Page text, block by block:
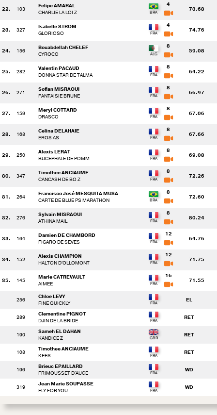
22. 103
Felipe AMARAL
CHARLIE LA LOI Z
4
73.68
23. 327
Isabelle STROM
GLORIOSO
4
74.76
24. 156
Bouabdellah CHELEF
CYROCO
8
59.08
25. 282
Valentin PACAUD
DONNA STAR DE TALMA
8
64.22
26. 271
Sofian MISRAOUI
FANTAISIE BRUNE
8
66.97
27. 159
Meryl COTTARD
DRASCO
8
67.06
28. 168
Celina DELAHAIE
EROS AS
8
67.66
29. 250
Alexis LERAT
BUCEPHALE DE POMM
8
69.08
30. 347
Timothee ANCIAUME
CANCASH DE BO Z
8
72.26
31. 264
Francisco José MESQUITA MUSA
CARTE DE BLUE PS MARATHON
8
72.60
32. 276
Sylvain MISRAOUI
ATHINA MAIL
8
80.24
33. 164
Damien DE CHAMBORD
FIGARO DE SEVES
12
64.76
34. 152
Alexis CHAMPION
HALTON D'OLLOMONT
12
71.75
35. 145
Marie CATREVAULT
AIMEE
16
71.55
256
Chloe LEVY
FINE QUICKLY
EL
289
Clementine PIGNOT
DJIN DE LA BRIDE
RET
190
Sameh EL DAHAN
KANDICE Z
RET
108
Timothee ANCIAUME
KEES
RET
196
Brieuc EPAILLARD
FRIMOUSSET D'AUGE
WD
319
Jean Marie SOUPASSE
FLY FOR YOU
WD